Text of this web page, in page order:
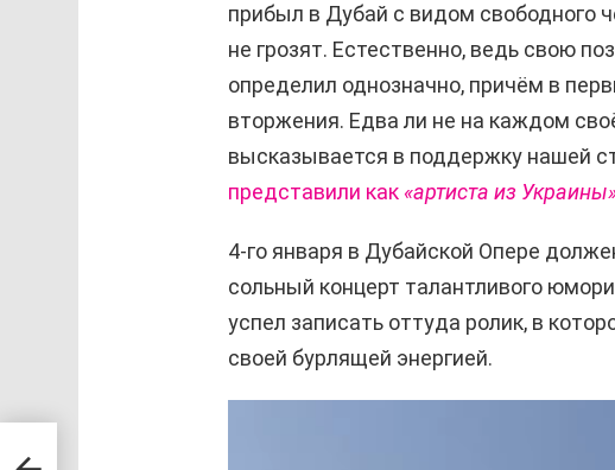
прибыл в Дубай с видом свободного
не грозят. Естественно, ведь свою
определил однозначно, причём в
вторжения. Едва ли не на каждом
высказывается в поддержку нашей
представили как«артиста из
4-го января в Дубайской Опере
сольный концерт талантливого
успел записать оттуда ролик, в
своей бурлящей энергией.